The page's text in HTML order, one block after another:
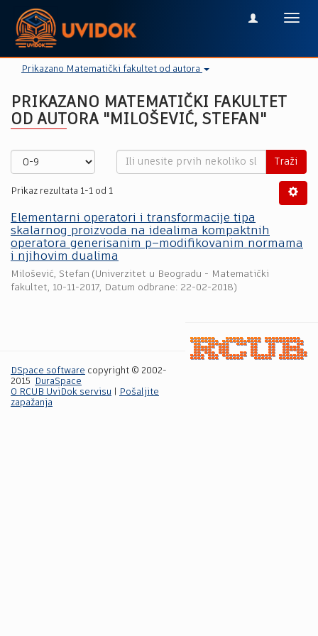
Prikazano Matematički fakultet od autora
PRIKAZANO MATEMATIČKI FAKULTET
OD AUTORA "MILOŠEVIĆ, STEFAN"
Traži
Prikaz rezultata 1-1 od 1
Elementarni operatori i transformacije tipa
skalarnog proizvoda na idealima kompaktnih
operatora generisanim p–modifikovanim normama
i njihovim dualima
Milošević, Stefan (Univerzitet u Beogradu - Matematički
fakultet, 10-11-2017, Datum odbrane: 22-02-2018)
DSpace software copyright © 2002-
2015
DuraSpace
O RCUB UviDok servisu
Pošaljite
zapažanja